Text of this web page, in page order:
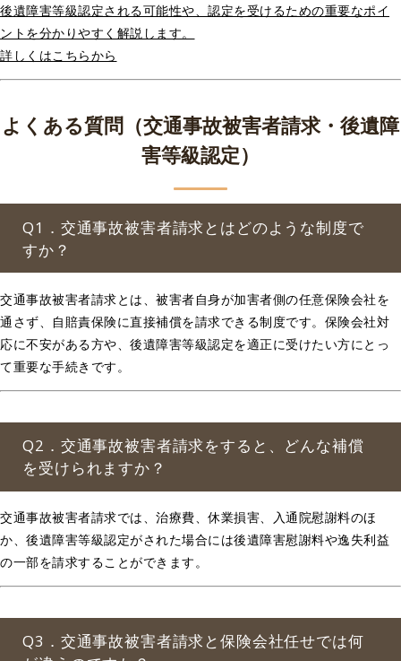
後遺障害等級認定される可能性や、認定を受けるための重要なポイ
ントを分かりやすく解説します。
詳しくはこちらから
よくある質問（交通事故被害者請求・後遺障
害等級認定）
Q1．交通事故被害者請求とはどのような制度で
すか？
交通事故被害者請求とは、被害者自身が加害者側の任意保険会社を
通さず、自賠責保険に直接補償を請求できる制度です。保険会社対
応に不安がある方や、後遺障害等級認定を適正に受けたい方にとっ
て重要な手続きです。
Q2．交通事故被害者請求をすると、どんな補償
を受けられますか？
交通事故被害者請求では、治療費、休業損害、入通院慰謝料のほ
か、後遺障害等級認定がされた場合には後遺障害慰謝料や逸失利益
の一部を請求することができます。
Q3．交通事故被害者請求と保険会社任せでは何